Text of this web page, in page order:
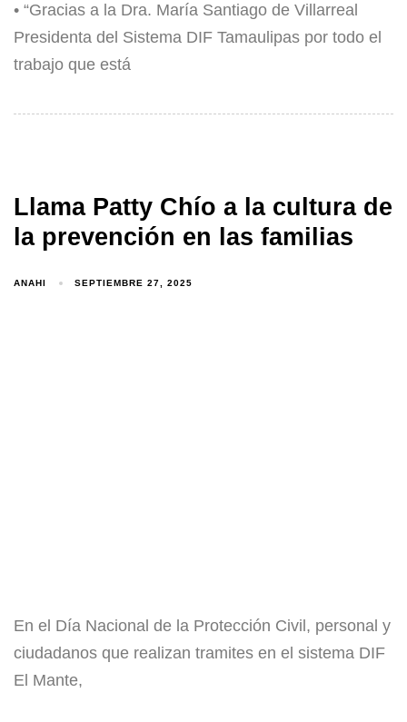
• “Gracias a la Dra. María Santiago de Villarreal
Presidenta del Sistema DIF Tamaulipas por todo el
trabajo que está
Llama Patty Chío a la cultura de
la prevención en las familias
ANAHI SEPTIEMBRE 27, 2025
En el Día Nacional de la Protección Civil, personal y
ciudadanos que realizan tramites en el sistema DIF
El Mante,